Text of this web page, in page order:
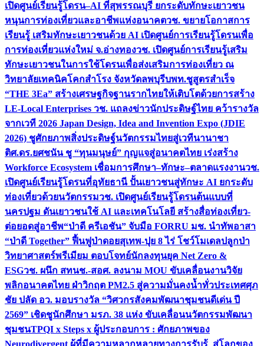
เปิดศูนย์เรียนรู้โดรน–AI ที่สุพรรณบุรี ยกระดับทักษะเยาวชน
หนุนการท่องเที่ยวและอาชีพแห่งอนาคตวช. ขยายโอกาสการ
เรียนรู้ เสริมทักษะเยาวชนด้วย AI เปิดศูนย์การเรียนรู้โดรนเพื่อ
การท่องเที่ยวแห่งใหม่ จ.อ่างทองวช. เปิดศูนย์การเรียนรู้เสริม
ทักษะเยาวชนในการใช้โดรนเพื่อส่งเสริมการท่องเที่ยว ณ
วิทยาลัยเทคนิคโคกสำโรง จังหวัดลพบุรีบพท.ชูสูตรสำเร็จ
“THE 3Ea” สร้างเศรษฐกิจฐานรากไทยให้เติบโตด้วยการสร้าง
LE-Local Enterprises วช. แถลงข่าวนักประดิษฐ์ไทย คว้ารางวัล
จากเวที 2026 Japan Design, Idea and Invention Expo (JDIE
2026) ชูศักยภาพสิ่งประดิษฐ์นวัตกรรมไทยสู่เวทีนานาชา
ติศ.ดร.ยศชนัน ชู “ทุนมนุษย์” กุญแจสู่อนาคตไทย เร่งสร้าง
Workforce Ecosystem เชื่อมการศึกษา–ทักษะ–ตลาดแรงงานวช.
เปิดศูนย์เรียนรู้โดรนที่อุทัยธานี ปั้นเยาวชนสู่ทักษะ AI ยกระดับ
ท่องเที่ยวด้วยนวัตกรรมวช. เปิดศูนย์เรียนรู้โดรนต้นแบบที่
นครปฐม ดันเยาวชนใช้ AI และเทคโนโลยี สร้างสื่อท่องเที่ยว-
ต่อยอดสู่อาชีพ“ป่าดี ครีเอชัน” จับมือ FORRU มช. นำทัพอาสา
“ป่าดี Together” ฟื้นฟูป่าดอยสุเทพ-ปุย 8 ไร่ โชว์โมเดลปลูกป่า
วิทยาศาสตร์พรีเมียม ตอบโจทย์นักลงทุนยุค Net Zero &
ESGวช. ผนึก สทนช.-สอศ. ลงนาม MOU ขับเคลื่อนงานวิจัย
พลิกอนาคตไทย ฝ่าวิกฤต PM2.5 สู่ความมั่นคงน้ำทั่วประเทศศุภ
ชัย ปลัด อว. มอบรางวัล “วิศวกรสังคมพัฒนาชุมชนดีเด่น ปี
2569” เชิดชูนักศึกษา มรภ. 38 แห่ง ขับเคลื่อนนวัตกรรมพัฒนา
ชุมชนTPQI x Steps x ผู้ประกอบการ : ศักยภาพของ